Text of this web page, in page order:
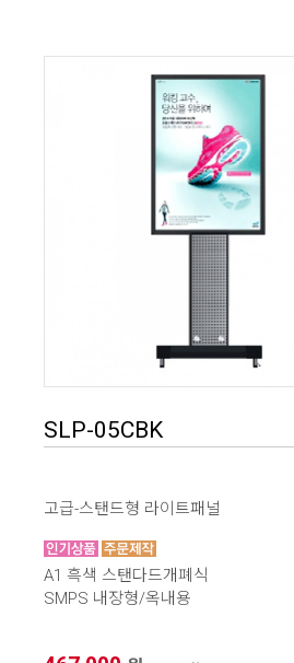
SLP-05CBK
고급-스탠드형 라이트패널
A1 흑색 스탠다드개폐식
SMPS 내장형/옥내용